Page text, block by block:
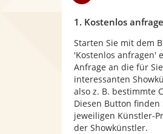
1. Kostenlos
Starten Sie mit dem
'Kostenlos anfragen'
Anfrage an die für Sie
interessanten
also z. B. bestimmte
Diesen Button finden
jeweiligen Künstler-
der Showkünstler.